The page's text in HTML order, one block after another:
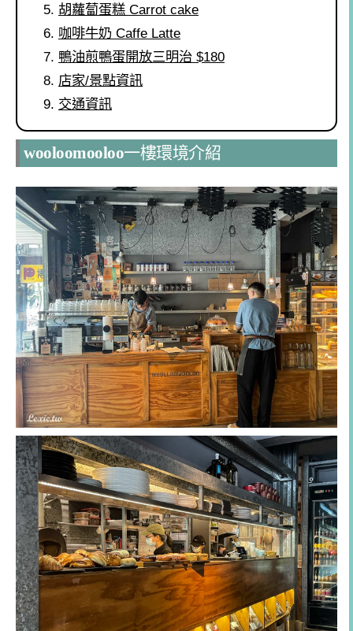
胡蘿蔔蛋糕 Carrot cake
咖啡牛奶 Caffe Latte
鴨油煎鴨蛋開放三明治 $180
店家/景點資訊
交通資訊
wooloomooloo一樓環境介紹